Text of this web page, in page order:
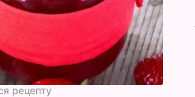
рецепту